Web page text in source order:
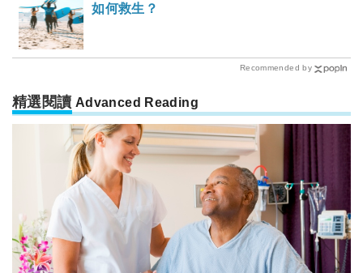
如何救生？
Recommended by
精選閱讀 Advanced Reading